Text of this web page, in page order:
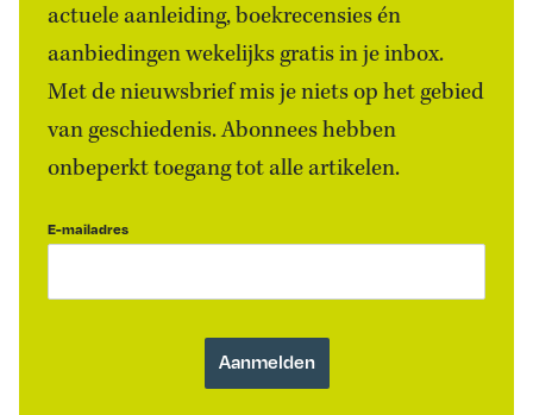
actuele aanleiding, boekrecensies én
aanbiedingen wekelijks gratis in je inbox.
Met de nieuwsbrief mis je niets op het gebied
van geschiedenis. Abonnees hebben
onbeperkt toegang tot alle artikelen.
E-mailadres